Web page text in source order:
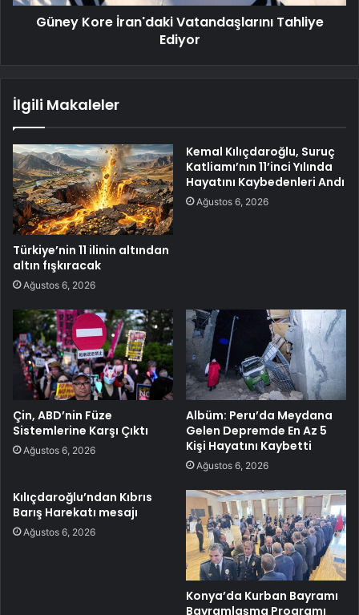
Güney Kore İran'daki Vatandaşlarını Tahliye
Ediyor
İlgili Makaleler
Türkiye’nin 11 ilinin altından
altın fışkıracak
Ağustos 6, 2026
Kemal Kılıçdaroğlu, Suruç
Katliamı’nın 11’inci Yılında
Hayatını Kaybedenleri Andı
Ağustos 6, 2026
Çin, ABD’nin Füze
Sistemlerine Karşı Çıktı
Ağustos 6, 2026
Albüm: Peru’da Meydana
Gelen Depremde En Az 5
Kişi Hayatını Kaybetti
Ağustos 6, 2026
Kılıçdaroğlu’ndan Kıbrıs
Barış Harekatı mesajı
Ağustos 6, 2026
Konya’da Kurban Bayramı
Bayramlaşma Programı